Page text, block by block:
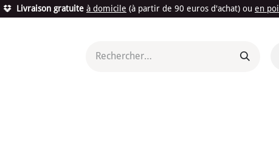
Livraison gratuite à domicile (à partir de 90 euros d'achat) ou en